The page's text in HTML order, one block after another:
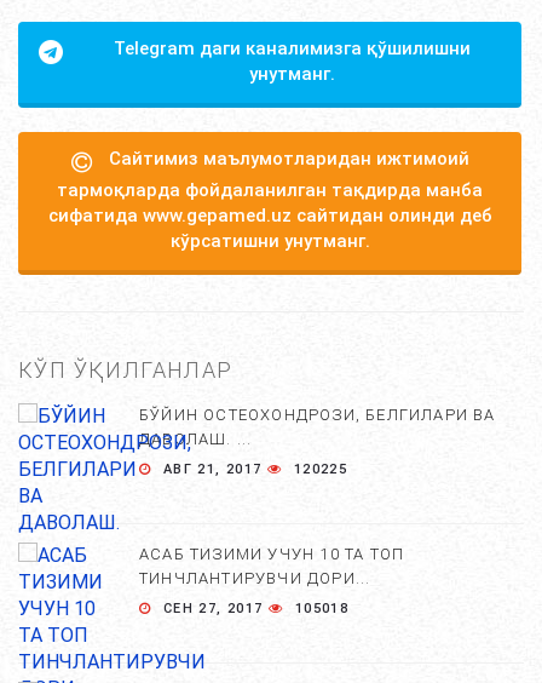
Telegram даги каналимизга қўшилишни
унутманг.
Сайтимиз маълумотларидан ижтимоий
тармоқларда фойдаланилган тақдирда манба
сифатида www.gepamed.uz сайтидан олинди деб
кўрсатишни унутманг.
КЎП ЎҚИЛГАНЛАР
БЎЙИН ОСТЕОХОНДРОЗИ, БЕЛГИЛАРИ ВА
ДАВОЛАШ. ...
АВГ 21, 2017 120225
АСАБ ТИЗИМИ УЧУН 10 ТА ТОП
ТИНЧЛАНТИРУВЧИ ДОРИ...
СЕН 27, 2017 105018